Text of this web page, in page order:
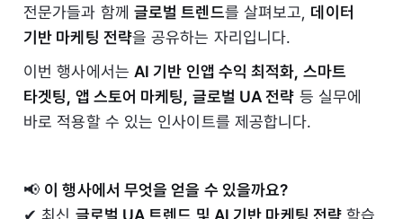
전문가들과 함께 글로벌 트렌드를 살펴보고, 데이터
기반 마케팅 전략을 공유하는 자리입니다.
이번 행사에서는 AI 기반 인앱 수익 최적화, 스마트
타겟팅, 앱 스토어 마케팅, 글로벌 UA 전략 등 실무에
바로 적용할 수 있는 인사이트를 제공합니다.
📢 이 행사에서 무엇을 얻을 수 있을까요?
✔ 최신 글로벌 UA 트렌드 및 AI 기반 마케팅 전략 학습